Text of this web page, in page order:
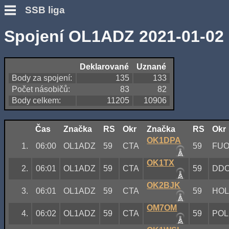
SSB liga
Spojení OL1ADZ 2021-01-02
Deklarované
Uznané
Body za spojení:
135
133
Počet násobičů:
83
82
Body celkem:
11205 10906
Čas Značka RS Okr Značka RS
Okr
1.
06:00 OL1ADZ 59 CTA
OK1DPA
59
2. 06:01 OL1ADZ 59 CTA
OK1TX
59
3. 06:01 OL1ADZ 59 CTA
OK2BJK
59 HOL
4. 06:02 OL1ADZ 59 CTA
OM7OM
59
POL